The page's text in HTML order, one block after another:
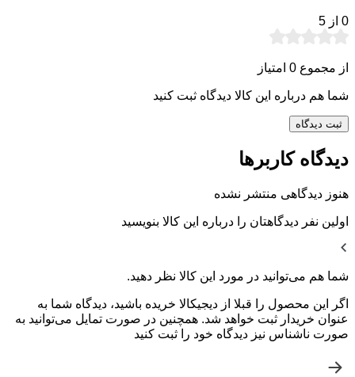
0 از 5
از مجموع 0 امتیاز
شما هم درباره این کالا دیدگاه ثبت کنید
ثبت دیدگاه
دیدگاه کاربرها
هنوز دیدگاهی منتشر نشده
اولین نفر دیدگاهتان را درباره این کالا بنویسید
شما هم می‌توانید در مورد این کالا نظر دهید.
اگر این محصول را قبلا از دیجیکالا خریده باشید، دیدگاه شما به
عنوان خریدار ثبت خواهد شد. همچنین در صورت تمایل می‌توانید به
صورت ناشناس نیز دیدگاه خود را ثبت کنید